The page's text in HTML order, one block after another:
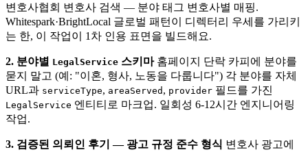
변호사협회 변호사 검색 — 분야 태그 변호사별 매핑.
Whitespark·BrightLocal 글로벌 패턴이 디렉터리 우세를 가리키
는 한, 이 작업이 1차 인용 표면을 빌드해요.
2. 분야별 LegalService 스키마홈페이지 단락 카피에 분야를
묻지 말고 (예: "이혼, 형사, 노동을 다룹니다") 각 분야를 자체
URL과 serviceType, areaServed , provider 필드를 가진
LegalService 엔티티로 마크업. 일회성 6-12시간 엔지니어링
작업.
3. 검증된 의뢰인 후기 — 광고 규정 준수 형식 변호사 광고에